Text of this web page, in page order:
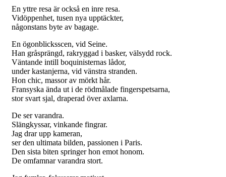
En yttre resa är också en inre resa.
Vidöppenhet, tusen nya upptäckter,
någonstans byte av bagage.
En ögonblicksscen, vid Seine.
Han gråsprängd, rakryggad i basker, välsydd rock.
Väntande intill boquinisternas lådor,
under kastanjerna, vid vänstra stranden.
Hon chic, massor av mörkt hår.
Fransyska ända ut i de rödmålade fingerspetsarna,
stor svart sjal, draperad över axlarna.
De ser varandra.
Slängkyssar, vinkande fingrar.
Jag drar upp kameran,
ser den ultimata bilden, passionen i Paris.
Den sista biten springer hon emot honom.
De omfamnar varandra stort.